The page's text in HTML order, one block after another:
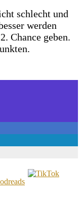
schlecht und
werden
Chance geben.